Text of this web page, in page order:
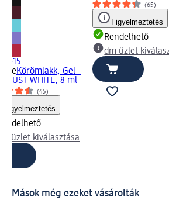
+15
Körömlakk, Gel -
JUST WHITE, 8 ml
(45)
Figyelmeztetés
üzlet kiválasztása
(65)
Figyelmeztetés
Rendelhető
dm üzlet
Mások még ezeket vásárolták